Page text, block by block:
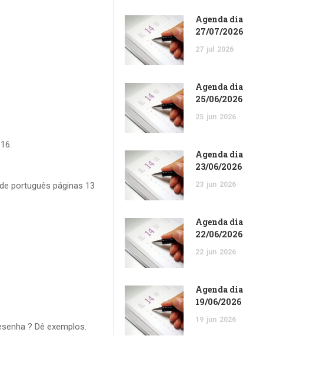
português páginas 13
? Dê exemplos.
Agenda dia
27/07/2026
27 jul 2026
Agenda dia
25/06/2026
25 jun 2026
Agenda dia
23/06/2026
23 jun 2026
Agenda dia
22/06/2026
22 jun 2026
Agenda dia
19/06/2026
19 jun 2026